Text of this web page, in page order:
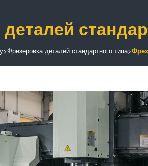
>Фрезеровка деталей стандартного типа>